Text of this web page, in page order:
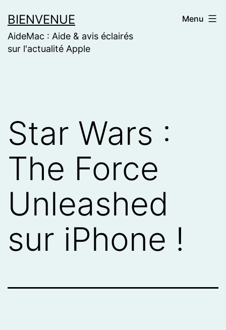
to
content
BIENVENUE
AideMac : Aide & avis éclairés
sur l'actualité Apple
Menu
Star Wars :
The Force
Unleashed
sur iPhone !